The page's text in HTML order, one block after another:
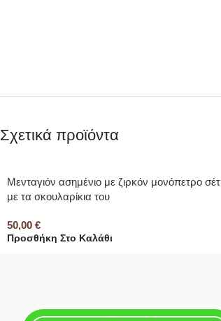
Σχετικά προϊόντα
Μενταγιόν ασημένιο με ζιρκόν μονόπετρο σέτ
με τα σκουλαρίκια του
50,00 €
Προσθήκη Στο Καλάθι